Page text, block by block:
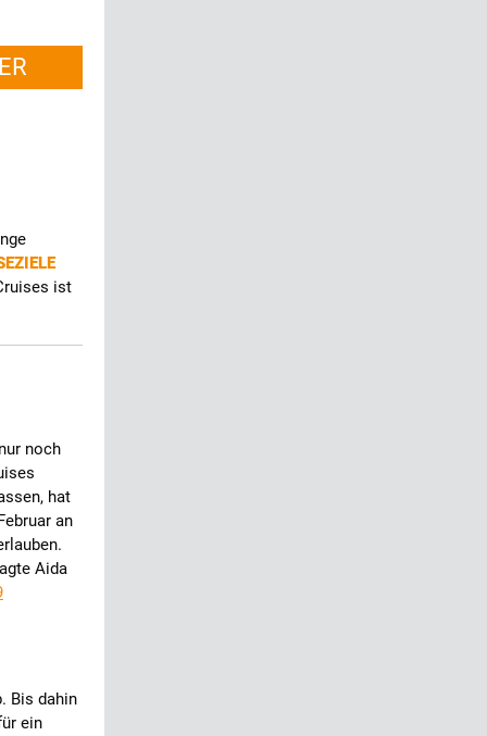
ist
noch
hat
an
Aida
Bis dahin
ein